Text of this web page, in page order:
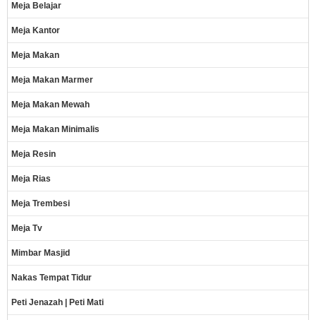
Meja Belajar
Meja Kantor
Meja Makan
Meja Makan Marmer
Meja Makan Mewah
Meja Makan Minimalis
Meja Resin
Meja Rias
Meja Trembesi
Meja Tv
Mimbar Masjid
Nakas Tempat Tidur
Peti Jenazah | Peti Mati